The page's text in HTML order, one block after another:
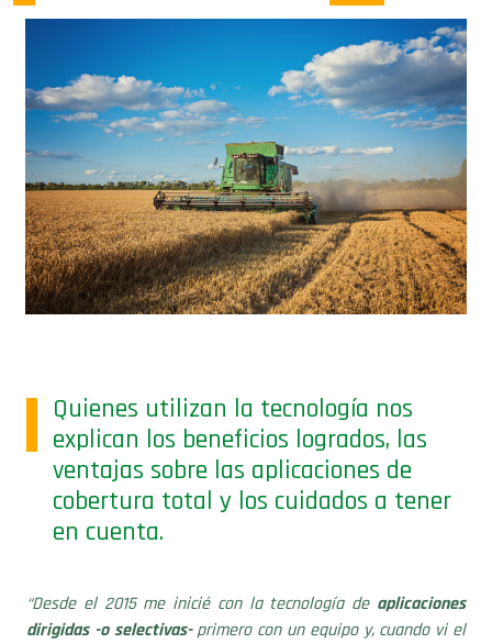
Quienes utilizan la tecnología nos
explican los beneficios logrados, las
ventajas sobre las aplicaciones de
cobertura total y los cuidados a tener
en cuenta.
“Desde el 2015 me inicié con la tecnología de aplicaciones
dirigidas -o selectivas-primero con un equipo y, cuando vi el